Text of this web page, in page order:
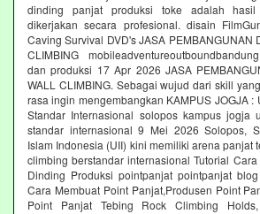
dinding panjat produksi toke adalah
dikerjakan secara profesional. disain
Caving Survival DVD's JASA PEMBANGUNAN
CLIMBING
dan produksi 17 Apr 2026 JASA
WALL CLIMBING. Sebagai wujud dari skill
rasa ingin mengembangkan KAMPUS JOGJA :
Standar Internasional solopos kampus jogja
standar internasional 9 Mei 2026 Solopos,
Islam Indonesia (UII) kini memiliki arena panjat
climbing berstandar internasional Tutorial
Dinding Produksi pointpanjat pointpanjat
Cara Membuat Point Panjat,Produsen Point
Point Panjat Tebing Rock Climbing